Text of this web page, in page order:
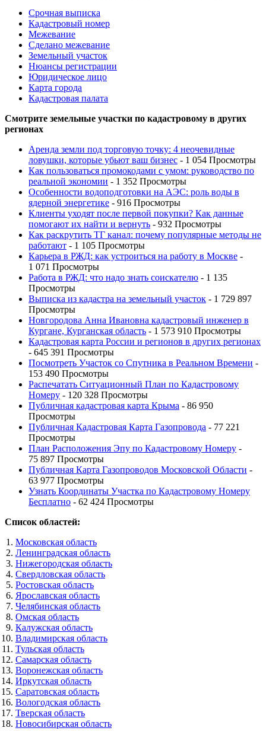
Срочная выписка
Кадастровый номер
Межевание
Сделано межевание
Земельный участок
Нюансы регистрации
Юридическое лицо
Карта города
Кадастровая палата
Смотрите земельные участки по кадастровому в других
регионах
Аренда земли под торговую точку: 4 неочевидные
ловушки, которые убьют ваш бизнес - 1 054 Просмотры
Как пользоваться промокодами с умом: руководство по
реальной экономии - 1 352 Просмотры
Особенности водоподготовки на АЭС: роль воды в
ядерной энергетике - 916 Просмотры
Клиенты уходят после первой покупки? Как данные
помогают их найти и вернуть - 932 Просмотры
Как раскрутить ТГ канал: почему популярные методы не
работают - 1 105 Просмотры
Карьера в РЖД: как устроиться на работу в Москве -
1 071 Просмотры
Работа в РЖД: что надо знать соискателю - 1 135
Просмотры
Выписка из кадастра на земельный участок - 1 729 897
Просмотры
Новгородова Анна Ивановна кадастровый инженер в
Кургане, Курганская область - 1 573 910 Просмотры
Кадастровая карта России и регионов в других регионах
- 645 391 Просмотры
Посмотреть Участок со Спутника в Реальном Времени -
153 490 Просмотры
Распечатать Ситуационный План по Кадастровому
Номеру - 120 328 Просмотры
Публичная кадастровая карта Крыма - 86 950
Просмотры
Публичная Кадастровая Карта Газопровода - 77 221
Просмотры
План Расположения Эпу по Кадастровому Номеру -
75 897 Просмотры
Публичная Карта Газопроводов Московской Области -
63 977 Просмотры
Узнать Координаты Участка по Кадастровому Номеру
Бесплатно - 62 424 Просмотры
Список областей:
Московская область
Ленинградская область
Нижегородская область
Свердловская область
Ростовская область
Ярославская область
Челябинская область
Омская область
Калужская область
Владимирская область
Тульская область
Самарская область
Воронежская область
Иркутская область
Саратовская область
Вологодская область
Тверская область
Новосибирская область